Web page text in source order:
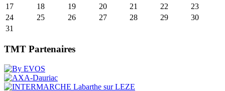
17
18 19 20 21 22
23
24
25 26 27 28 29
30
31
TMT Partenaires